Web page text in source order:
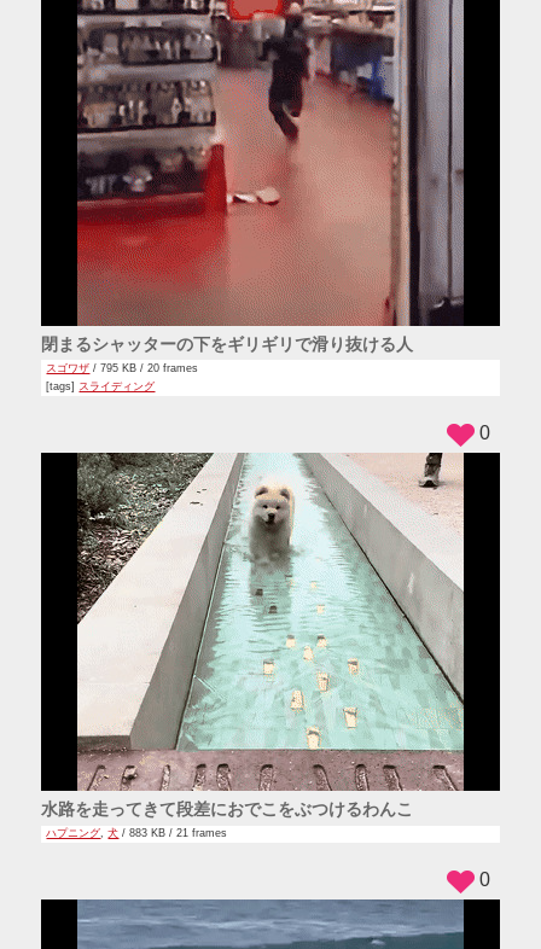
閉まるシャッターの下をギリギリで滑り抜ける人
スゴワザ / 795 KB / 20 frames
[tags] スライディング
水路を走ってきて段差におでこをぶつけるわんこ
ハプニング,犬 / 883 KB / 21 frames
0
0